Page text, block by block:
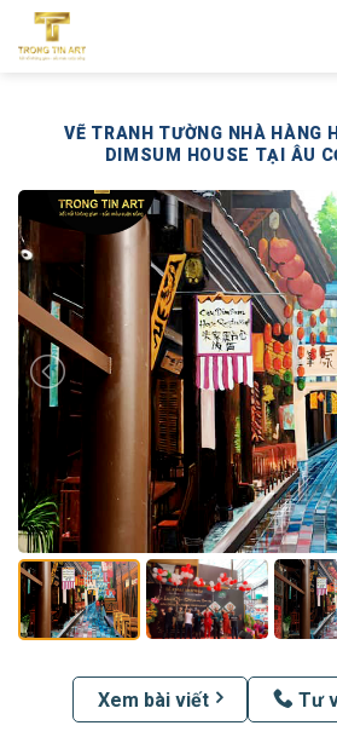
qua
VẼ TRANH TƯỜNG NHÀ HÀNG
DIMSUM HOUSE TẠI ÂU
Xem bài viết Tư